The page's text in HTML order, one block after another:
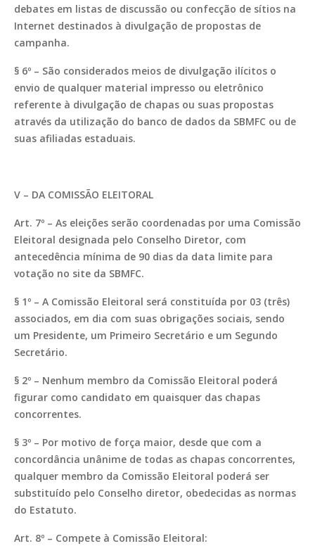
debates em listas de discussão ou confecção de sítios na
Internet destinados à divulgação de propostas de
campanha.
§ 6º – São considerados meios de divulgação ilícitos o
envio de qualquer material impresso ou eletrônico
referente à divulgação de chapas ou suas propostas
através da utilização do banco de dados da SBMFC ou de
suas afiliadas estaduais.
V – DA COMISSÃO ELEITORAL
Art. 7º – As eleições serão coordenadas por uma Comissão
Eleitoral designada pelo Conselho Diretor, com
antecedência mínima de 90 dias da data limite para
votação no site da SBMFC.
§ 1º – A Comissão Eleitoral será constituída por 03 (três)
associados, em dia com suas obrigações sociais, sendo
um Presidente, um Primeiro Secretário e um Segundo
Secretário.
§ 2º – Nenhum membro da Comissão Eleitoral poderá
figurar como candidato em quaisquer das chapas
concorrentes.
§ 3º – Por motivo de força maior, desde que com a
concordância unânime de todas as chapas concorrentes,
qualquer membro da Comissão Eleitoral poderá ser
substituído pelo Conselho diretor, obedecidas as normas
do Estatuto.
Art. 8º – Compete à Comissão Eleitoral: